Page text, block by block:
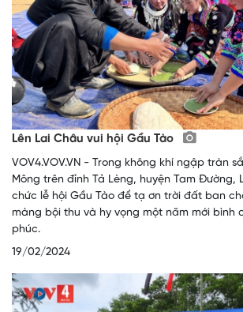
Lên Lai Châu vui hội Gầu Tào
VOV4.VOV.VN - Trong không khí ngập tràn
Mông trên đỉnh Tả Lèng, huyện Tam Đường,
chức lễ hội Gầu Tào để tạ ơn trời đất ban
màng bội thu và hy vọng một năm mới bình
phúc.
19/02/2024